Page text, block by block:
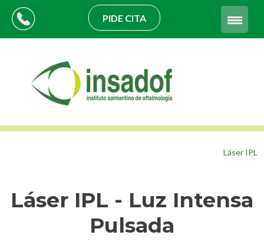
PIDE CITA
Láser IPL
Láser IPL - Luz Intensa
Pulsada